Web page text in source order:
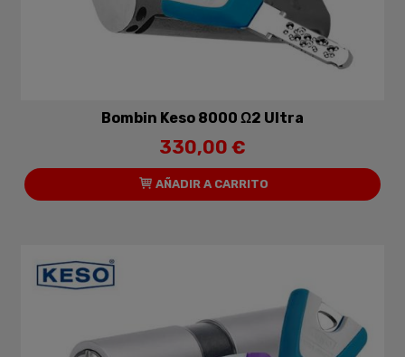
Bombin Keso 8000 Ω2 Ultra
330,00 €
AÑADIR A CARRITO